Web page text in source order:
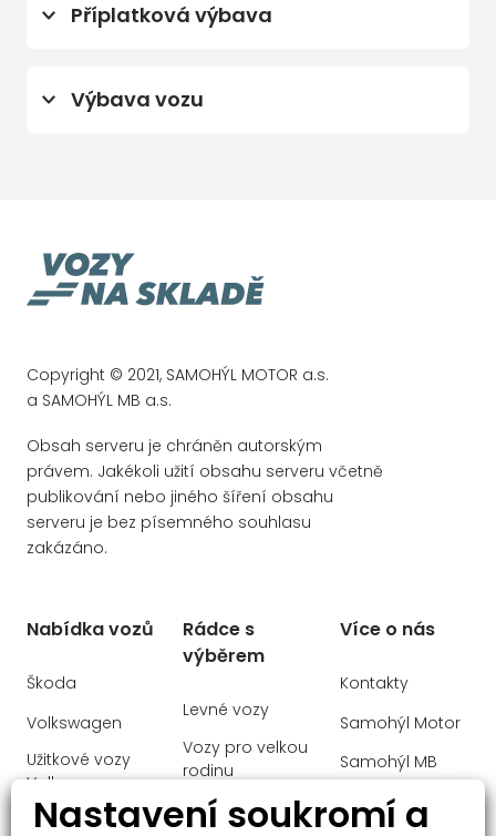
Příplatková výbava
na vozidle čirá fólie
Výbava vozu
ABS
Android Auto
LED adaptivní světlomety
LED denní svícení
Adaptivní tempomat
ambientní osvětlení interiéru
asistent jízdy v jízdním pruhu
aut. aktivace výstražných světlometů
aut. zabrždění v kopci
bezdrátová nabíječka mobilních
telefonů
bezklíčové odemykání
bezklíčové startování
Copyright © 2021, SAMOHÝL MOTOR a.s.
a SAMOHÝL MB a.s.
Obsah serveru je chráněn autorským
právem. Jakékoli užití obsahu serveru včetně
publikování nebo jiného šíření obsahu
serveru je bez písemného souhlasu
zakázáno.
Nabídka vozů
Škoda
Volkswagen
Užitkové vozy
Volkswagen
Audi
Rádce s
výběrem
Levné vozy
Vozy pro velkou
rodinu
Manažerské
vozy
Více o nás
Kontakty
Samohýl Motor
Samohýl MB
Ochrana
osobních údajů
Nastavení soukromí a